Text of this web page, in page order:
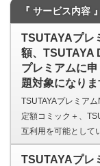
『 サービス内容
TSUTAYAプレ
額、TSUTAYA
プレミアムに
題対象になりま
TSUTAYAプレミア
定額コミック＋、
互利用を可能として
TSUTAYAプレ